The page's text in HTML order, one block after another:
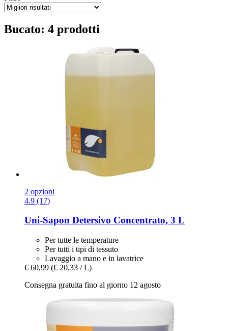
Bucato: 4 prodotti
2 opzioni
4.9 (17)
Uni-Sapon Detersivo Concentrato, 3 L
Per tutte le temperature
Per tutti i tipi di tessuto
Lavaggio a mano e in lavatrice
€ 60,99 (€ 20,33 / L)
Consegna gratuita fino al giorno 12 agosto